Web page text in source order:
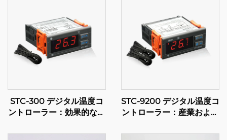
STC-300 デジタル温度コ
ントローラー：効果的な温
性
STC-9200 デジタル温度コ
ントローラー：産業および
階温度制御